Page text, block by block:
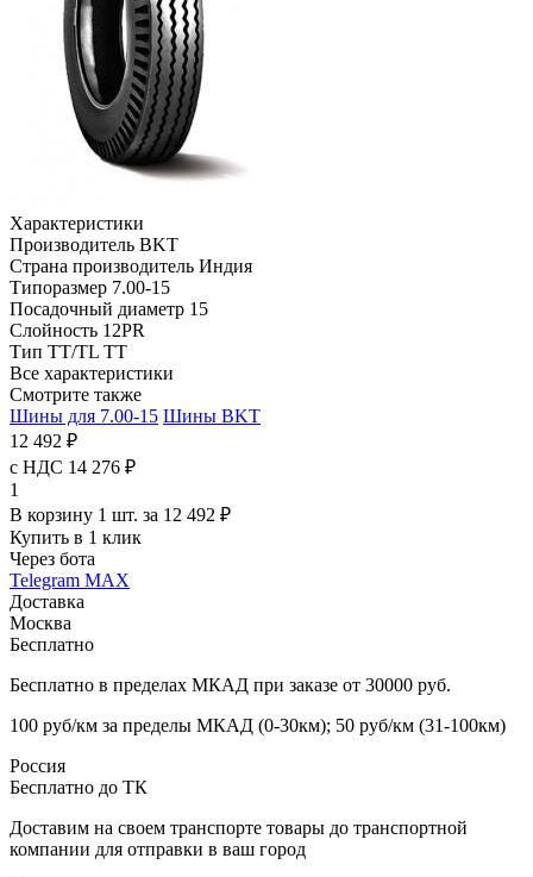
Характеристики
Производитель BKT
Страна производитель Индия
Типоразмер 7.00-15
Посадочный диаметр 15
Слойность 12PR
Тип TT/TL TT
Все характеристики
Смотрите также
Шины для 7.00-15 Шины BKT
12 492 ₽
с НДС 14 276 ₽
1
В корзину 1 шт. за 12 492 ₽
Купить в 1 клик
Через бота
Telegram MAX
Доставка
Москва
Бесплатно
Бесплатно в пределах МКАД при заказе от 30000 руб.
100 руб/км за пределы МКАД (0-30км); 50 руб/км (31-100км)
Россия
Бесплатно до ТК
Доставим на своем транспорте товары до транспортной
компании для отправки в ваш город